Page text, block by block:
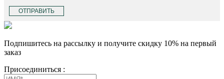
ОТПРАВИТЬ
Подпишитесь на рассылку и получите скидку 10% на первый
заказ
Присоединиться :